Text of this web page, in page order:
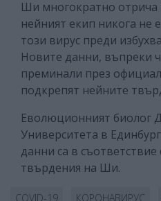
Ши многократно отрича
нейният екип никога не
този вирус преди
Новите данни, въпреки
преминали през
подкрепят нейните
Еволюционният биолог
Университета в
данни са в
твърдения на Ши.
COVID-19 КОРОНАВИРУС